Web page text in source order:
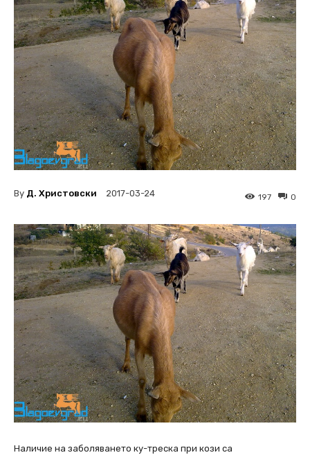
By Д. Христовски 2017-03-24 0
197
Наличие на заболяването ку-треска при кози са